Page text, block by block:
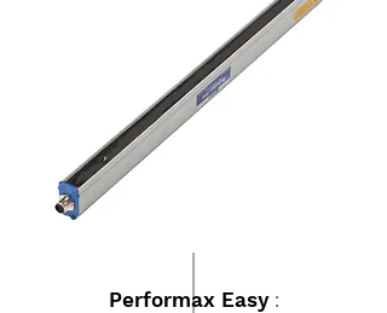
Performax Easy: